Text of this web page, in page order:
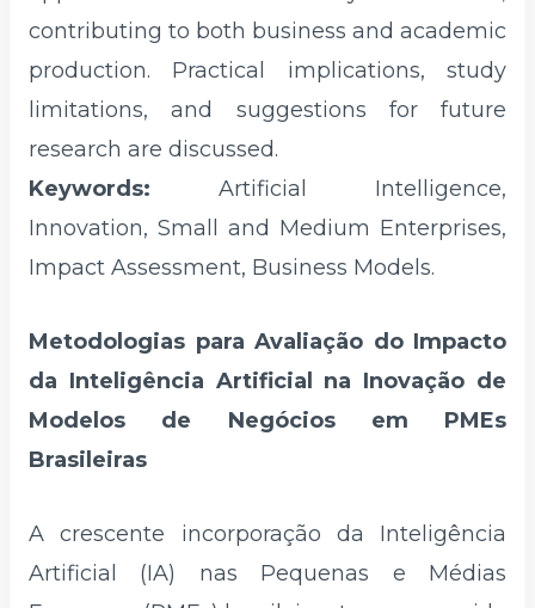
contributing to both business and academic
production. Practical implications, study
limitations, and suggestions for future
research are discussed.
Keywords: Artificial Intelligence,
Innovation, Small and Medium Enterprises,
Impact Assessment, Business Models.
Metodologias para Avaliação do Impacto
da Inteligência Artificial na Inovação de
Modelos de Negócios em PMEs
Brasileiras
A crescente incorporação da Inteligência
Artificial (IA) nas Pequenas e Médias